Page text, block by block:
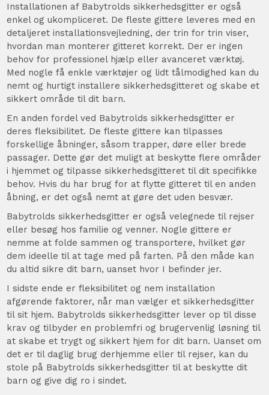
Installationen af Babytrolds sikkerhedsgitter er også
enkel og ukompliceret. De fleste gittere leveres med en
detaljeret installationsvejledning, der trin for trin viser,
hvordan man monterer gitteret korrekt. Der er ingen
behov for professionel hjælp eller avanceret værktøj.
Med nogle få enkle værktøjer og lidt tålmodighed kan du
nemt og hurtigt installere sikkerhedsgitteret og skabe et
sikkert område til dit barn.
En anden fordel ved Babytrolds sikkerhedsgitter er
deres fleksibilitet. De fleste gittere kan tilpasses
forskellige åbninger, såsom trapper, døre eller brede
passager. Dette gør det muligt at beskytte flere områder
i hjemmet og tilpasse sikkerhedsgitteret til dit specifikke
behov. Hvis du har brug for at flytte gitteret til en anden
åbning, er det også nemt at gøre det uden besvær.
Babytrolds sikkerhedsgitter er også velegnede til rejser
eller besøg hos familie og venner. Nogle gittere er
nemme at folde sammen og transportere, hvilket gør
dem ideelle til at tage med på farten. På den måde kan
du altid sikre dit barn, uanset hvor I befinder jer.
I sidste ende er fleksibilitet og nem installation
afgørende faktorer, når man vælger et sikkerhedsgitter
til sit hjem. Babytrolds sikkerhedsgitter lever op til disse
krav og tilbyder en problemfri og brugervenlig løsning til
at skabe et trygt og sikkert hjem for dit barn. Uanset om
det er til daglig brug derhjemme eller til rejser, kan du
stole på Babytrolds sikkerhedsgitter til at beskytte dit
barn og give dig ro i sindet.